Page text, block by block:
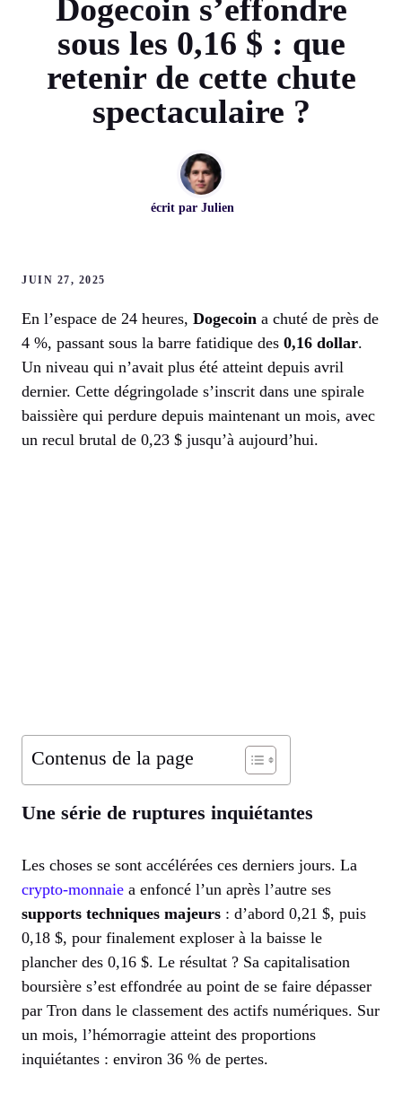
Dogecoin s’effondre
sous les 0,16 $ : que
retenir de cette chute
spectaculaire ?
écrit par Julien
JUIN 27, 2025
En l’espace de 24 heures, Dogecoin a chuté de près de
4 %, passant sous la barre fatidique des 0,16 dollar.
Un niveau qui n’avait plus été atteint depuis avril
dernier. Cette dégringolade s’inscrit dans une spirale
baissière qui perdure depuis maintenant un mois, avec
un recul brutal de 0,23 $ jusqu’à aujourd’hui.
Contenus de la page
Une série de ruptures inquiétantes
Les choses se sont accélérées ces derniers jours. La
crypto-monnaie a enfoncé l’un après l’autre ses
supports techniques majeurs : d’abord 0,21 $, puis
0,18 $, pour finalement exploser à la baisse le
plancher des 0,16 $. Le résultat ? Sa capitalisation
boursière s’est effondrée au point de se faire dépasser
par Tron dans le classement des actifs numériques. Sur
un mois, l’hémorragie atteint des proportions
inquiétantes : environ 36 % de pertes.